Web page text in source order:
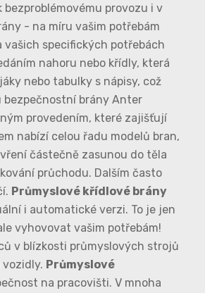
provozu i v
- na míru vašim potřebám
specifických potřebách
nahoru nebo křídly, která
nebo tabulky s nápisy, což
bezpečnostní brány Anter
provedením, které zajišťují
nabízí celou řadu modelů bran,
částečně zasunou do těla
průchodu. Dalším často
Průmyslové křídlové brány
i automatické verzi. To je jen
vyhovovat vašim potřebám!
v blízkosti průmyslových strojů
Průmyslové
na pracovišti. V mnoha